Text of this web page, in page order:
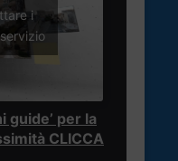
i
guide’ per la
CLICCA